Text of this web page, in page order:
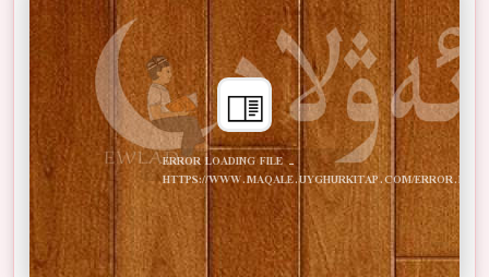
ERROR LOADING FILE -
HTTPS://WWW.MAQALE.UYGHURKITAP.COM/ERROR.PDF